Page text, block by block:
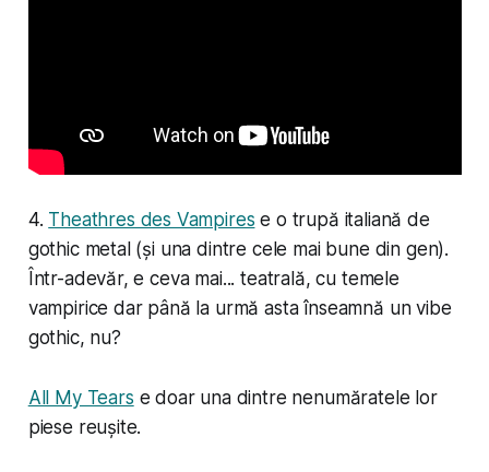
4. Theathres des Vampires e o trupă italiană de
gothic metal (și una dintre cele mai bune din gen).
Într-adevăr, e ceva mai... teatrală, cu temele
vampirice dar până la urmă asta înseamnă un vibe
gothic, nu?
All My Tears e doar una dintre nenumăratele lor
piese reușite.